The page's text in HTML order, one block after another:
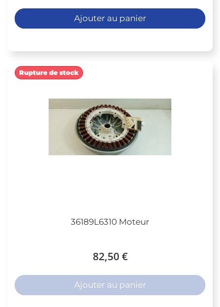
Ajouter au panier
36189L6310 Moteur
82,50 €
Rupture de stock
Ajouter au panier